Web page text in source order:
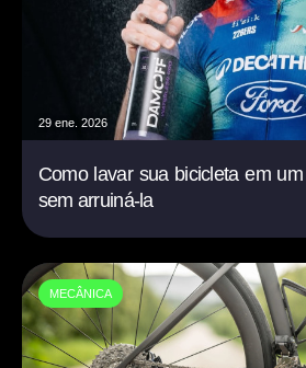
29 ene. 2026
Como lavar sua bicicleta em
sem arruiná-la
MECÂNICA